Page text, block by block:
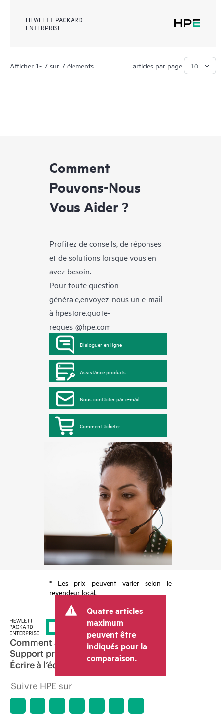
HEWLETT PACKARD
ENTERPRISE
Afficher 1- 7 sur 7 éléments articles par page
Comment
Pouvons-Nous
Vous Aider ?
Profitez de conseils, de réponses
et de solutions lorsque vous en
avez besoin.
Pour toute question
générale,envoyez-nous un e-mail
à hpestore.quote-
request@hpe.com
Dialoguer en ligne
Assistance produits
Nous contacter par e-mail
Comment acheter
* Les prix peuvent varier selon le
revendeur local.
Quatre articles
maximum
peuvent être
indiqués pour la
comparaison.
Comment acheter
Support produit
Écrire à l’équipe commerciale
Suivre HPE sur